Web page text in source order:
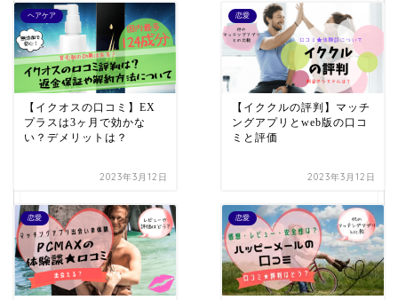
ヘアケア
【イクオスの口コミ】EX
プラスは3ヶ月で効かな
い？デメリットは？
2023年3月12日
恋愛
【イククルの評判】マッチ
ングアプリとweb版の口コ
ミと評価
2023年3月12日
恋愛 恋愛